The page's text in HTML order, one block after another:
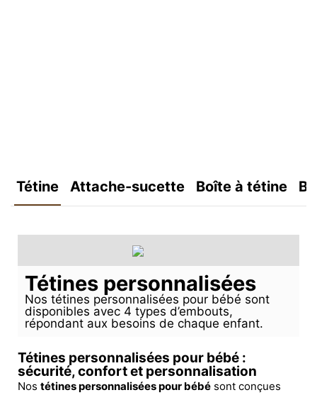
Tétine Attache-sucette Boîte à tétine
Tétines personnalisées
Nos tétines personnalisées pour bébé sont
disponibles avec 4 types d’embouts,
répondant aux besoins de chaque enfant.
Tétines personnalisées pour bébé :
sécurité, confort et personnalisation
Nos tétines personnalisées pour bébé sont conçues